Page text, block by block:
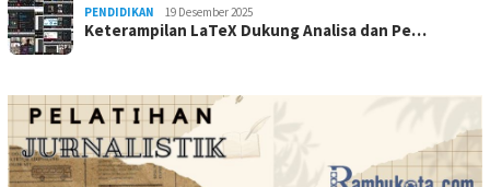
PENDIDIKAN 19 Desember 2025
Keterampilan LaTeX Dukung Analisa dan Pe…